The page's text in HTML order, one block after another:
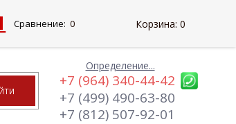
Определение...
+7 (964) 340-44-42
+7 (499) 490-63-80
+7 (812) 507-92-01
Сравнение: 0 Корзина: 0